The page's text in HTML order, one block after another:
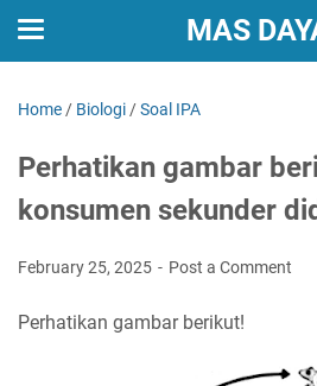
MAS
Home / Biologi /Soal IPA
Perhatikan gambar
konsumen sekunder
February 25, 2025 Post a Comment
Perhatikan gambar berikut!